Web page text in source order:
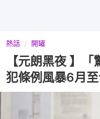
熱話 開罐
【元朗黑夜 】
犯條例風暴6月